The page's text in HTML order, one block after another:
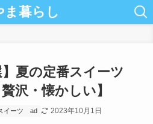
ま暮らし
】夏の定番スイーツ
沢・懐かしい】
イーツ ad 2023年10月1日